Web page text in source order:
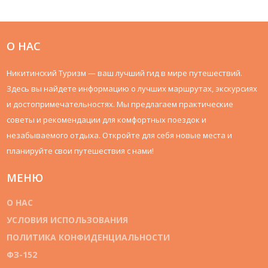
посетить любимые места, не выходя за рамки бюджета.
О НАС
Никитинский Туризм — ваш лучший гид в мире путешествий.
Здесь вы найдете информацию о лучших маршрутах, экскурсиях
и достопримечательностях. Мы предлагаем практические
советы и рекомендации для комфортных поездок и
незабываемого отдыха. Откройте для себя новые места и
планируйте свои путешествия с нами!
МЕНЮ
О НАС
УСЛОВИЯ ИСПОЛЬЗОВАНИЯ
ПОЛИТИКА КОНФИДЕНЦИАЛЬНОСТИ
ФЗ-152